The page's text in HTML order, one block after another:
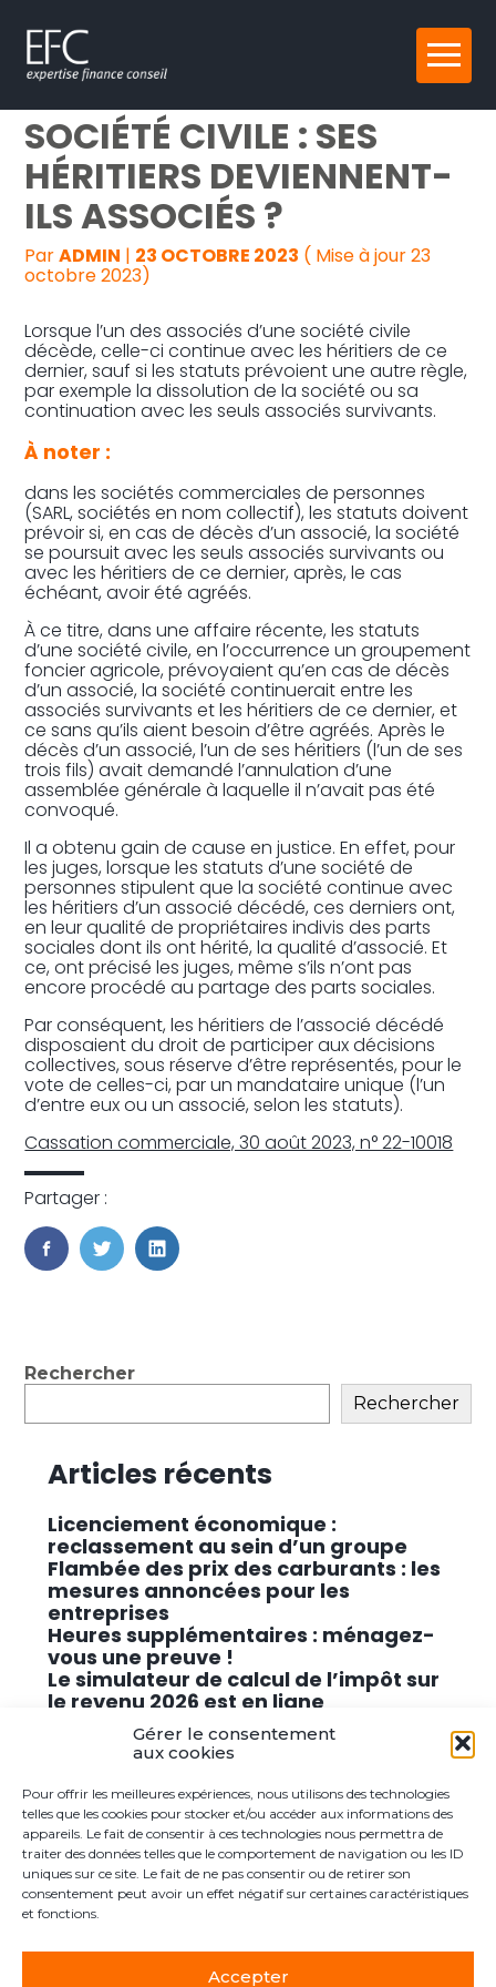
Gérer le consentement
aux cookies
Pour offrir les meilleures expériences, nous utilisons des technologies
telles que les cookies pour stocker et/ou accéder aux informations des
appareils. Le fait de consentir à ces technologies nous permettra de
traiter des données telles que le comportement de navigation ou les ID
uniques sur ce site. Le fait de ne pas consentir ou de retirer son
consentement peut avoir un effet négatif sur certaines caractéristiques
et fonctions.
Accepter
Aller
au
Reprise, transmission et création
Gestion au quotidien
Pilotage d’entreprise
Audit
DÉCÈS D’UN ASSOCIÉ DE
SOCIÉTÉ CIVILE : SES
HÉRITIERS DEVIENNENT-
ILS ASSOCIÉS ?
ParADMIN | 23 OCTOBRE 2023 ( Mise à jour 23
octobre 2023)
Lorsque l’un des associés d’une société civile
décède, celle-ci continue avec les héritiers de ce
dernier, sauf si les statuts prévoient une autre règle,
par exemple la dissolution de la société ou sa
continuation avec les seuls associés survivants.
À noter :
dans les sociétés commerciales de personnes
(SARL, sociétés en nom collectif), les statuts doivent
prévoir si, en cas de décès d’un associé, la société
se poursuit avec les seuls associés survivants ou
avec les héritiers de ce dernier, après, le cas
échéant, avoir été agréés.
À ce titre, dans une affaire récente, les statuts
d’une société civile, en l’occurrence un groupement
foncier agricole, prévoyaient qu’en cas de décès
d’un associé, la société continuerait entre les
associés survivants et les héritiers de ce dernier, et
ce sans qu’ils aient besoin d’être agréés. Après le
décès d’un associé, l’un de ses héritiers (l’un de ses
trois fils) avait demandé l’annulation d’une
assemblée générale à laquelle il n’avait pas été
convoqué.
Il a obtenu gain de cause en justice. En effet, pour
les juges, lorsque les statuts d’une société de
personnes stipulent que la société continue avec
les héritiers d’un associé décédé, ces derniers ont,
en leur qualité de propriétaires indivis des parts
sociales dont ils ont hérité, la qualité d’associé. Et
ce, ont précisé les juges, même s’ils n’ont pas
encore procédé au partage des parts sociales.
Par conséquent, les héritiers de l’associé décédé
disposaient du droit de participer aux décisions
collectives, sous réserve d’être représentés, pour le
vote de celles-ci, par un mandataire unique (l’un
d’entre eux ou un associé, selon les statuts).
Cassation commerciale, 30 août 2023, n° 22-10018
Partager :
FaceBook
TwitterLinkedIn
Blog
Rechercher
Rechercher
Articles récents
Licenciement économique :
reclassement au sein d’un groupe
Flambée des prix des carburants : les
mesures annoncées pour les
entreprises
Heures supplémentaires : ménagez-
vous une preuve !
Le simulateur de calcul de l’impôt sur
le revenu 2026 est en ligne
Promouvoir des solutions de
cybersécurité conformes au RGPD
Commentaires récents
Aucun commentaire à afficher.